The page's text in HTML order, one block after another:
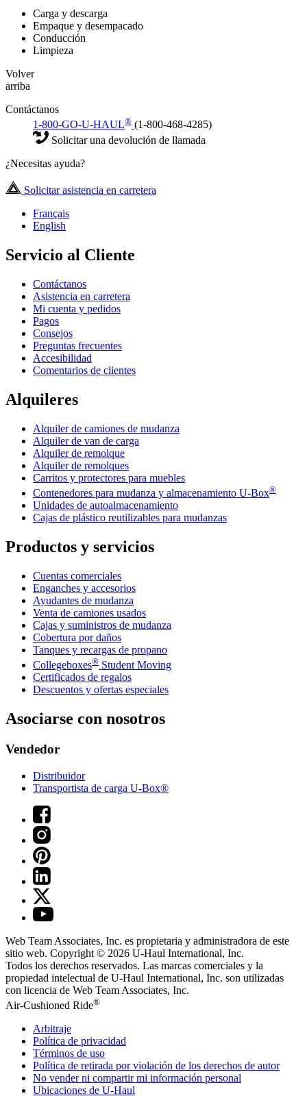
Carga y descarga
Empaque y desempacado
Conducción
Limpieza
Volver
arriba
Contáctanos
1-800-GO-U-HAUL® (1-800-468-4285)
Solicitar una devolución de llamada
¿Necesitas ayuda?
Solicitar asistencia en carretera
Français
English
Servicio al Cliente
Contáctanos
Asistencia en carretera
Mi cuenta y pedidos
Pagos
Consejos
Preguntas frecuentes
Accesibilidad
Comentarios de clientes
Alquileres
Alquiler de camiones de mudanza
Alquiler de van de carga
Alquiler de remolque
Alquiler de remolques
Carritos y protectores para muebles
Contenedores para mudanza y almacenamiento U-Box®
Unidades de autoalmacenamiento
Cajas de plástico reutilizables para mudanzas
Productos y servicios
Cuentas comerciales
Enganches y accesorios
Ayudantes de mudanza
Venta de camiones usados
Cajas y suministros de mudanza
Cobertura por daños
Tanques y recargas de propano
Collegeboxes® Student Moving
Certificados de regalos
Descuentos y ofertas especiales
Asociarse con nosotros
Vendedor
Distribuidor
Transportista de carga U-Box®
Web Team Associates, Inc. es propietaria y administradora de este
sitio web. Copyright © 2026 U-Haul International, Inc.
Todos los derechos reservados. Las marcas comerciales y la
propiedad intelectual de U-Haul International, Inc. son utilizadas
con licencia de Web Team Associates, Inc.
Air-Cushioned Ride®
Arbitraje
Política de privacidad
Términos de uso
Política de retirada por violación de los derechos de autor
No vender ni compartir mi información personal
Ubicaciones de U-Haul